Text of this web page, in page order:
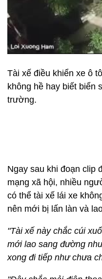
Tài xế điều khiển xe ô
không hề hay biết biển
trường.